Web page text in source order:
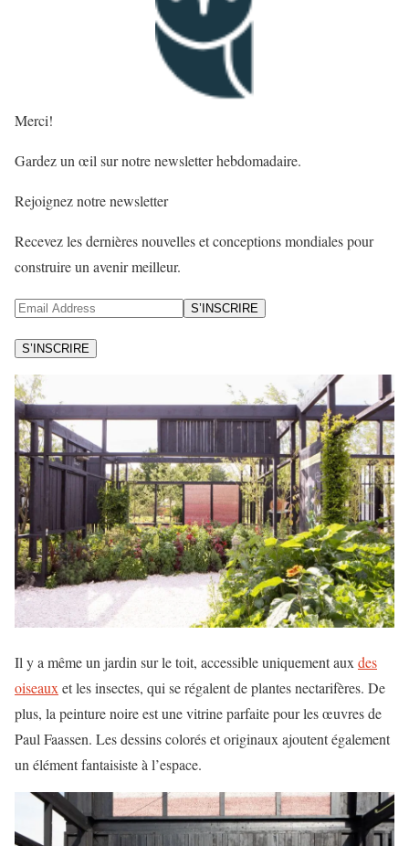
Merci!
Gardez un œil sur notre newsletter hebdomadaire.
Rejoignez notre newsletter
Recevez les dernières nouvelles et conceptions mondiales pour
construire un avenir meilleur.
S’INSCRIRE
S’INSCRIRE
Il y a même un jardin sur le toit, accessible uniquement auxdes
oiseauxet les insectes, qui se régalent de plantes nectarifères. De
plus, la peinture noire est une vitrine parfaite pour les œuvres de
Paul Faassen. Les dessins colorés et originaux ajoutent également
un élément fantaisiste à l’espace.